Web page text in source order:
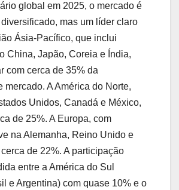
global em 2025, o mercado é
mas um líder claro
Ásia-Pacífico, que inclui
China, Japão, Coreia e Índia,
com cerca de 35% da
mercado. A América do Norte,
Unidos, Canadá e México,
de 25%. A Europa, com
na Alemanha, Reino Unido e
de 22%. A participação
entre a América do Sul
e Argentina) com quase 10% e o